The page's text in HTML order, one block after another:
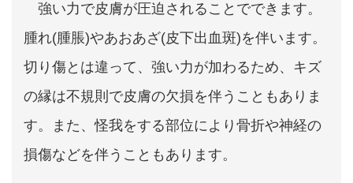
強い力で皮膚が圧迫されることでできます。
腫れ(腫脹)やあおあざ(皮下出血斑)を伴います。
切り傷とは違って、強い力が加わるため、キズ
の縁は不規則で皮膚の欠損を伴うこともありま
す。また、怪我をする部位により骨折や神経の
損傷などを伴うこともあります。